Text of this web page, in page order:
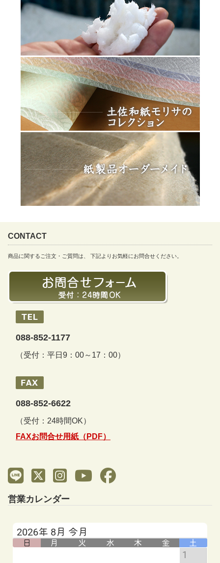
CONTACT
商品に関するご注文・ご質問は、 下記よりお気軽にお問合せください。
088-852-1177
（受付：平日9：00～17：00）
088-852-6622
（受付：24時間OK）
FAXお問合せ用紙（PDF）
営業カレンダー